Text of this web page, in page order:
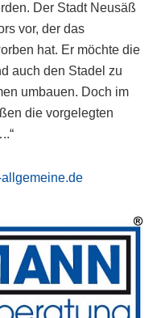
Der Stadt Neusäß
vor, der das
hat. Er möchte die
auch den Stadel zu
umbauen. Doch im
die vorgelegten